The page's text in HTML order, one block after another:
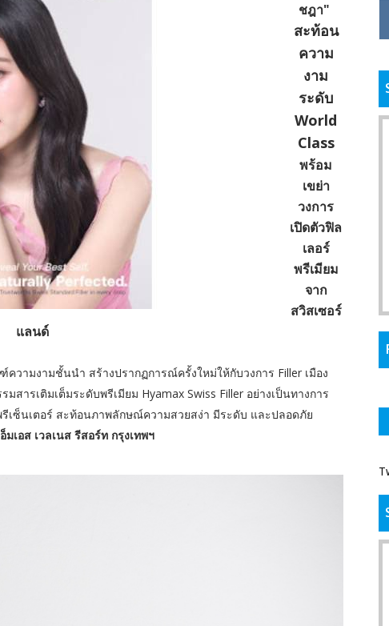
ชฎา"
สะท้อน
ความ
งาม
ระดับ
World
Class
พร้อม
เขย่า
วงการ
เปิดตัวฟิล
เลอร์
พรีเมียม
จาก
สวิสเซอร์
แลนด์
วามงามชั้นนำ สร้างปรากฏการณ์ครั้งใหม่ให้กับวงการ Filler เมือง
มสารเติมเต็มระดับพรีเมียม Hyamax Swiss Filler อย่างเป็นทางการ
เซ็นเตอร์ สะท้อนภาพลักษณ์ความสวยสง่า มีระดับ และปลอดภัย
เอส เวลเนส รีสอร์ท กรุงเทพฯ